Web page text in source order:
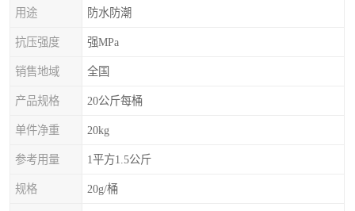
用途 防水防潮
抗压强度 强MPa
销售地域 全国
产品规格 20公斤每桶
单件净重 20kg
参考用量 1平方1.5公斤
规格 20g/桶